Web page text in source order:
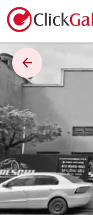
arrow_back